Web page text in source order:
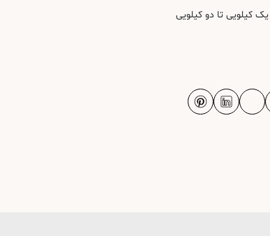
یک کیلویی تا دو کیلویی